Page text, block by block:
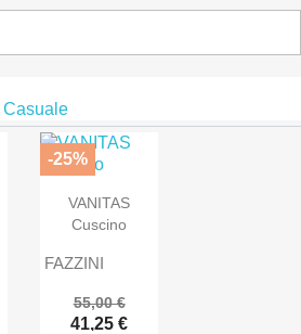
Casuale
-25%
VANITAS
Cuscino
FAZZINI
55,00 €
41,25 €